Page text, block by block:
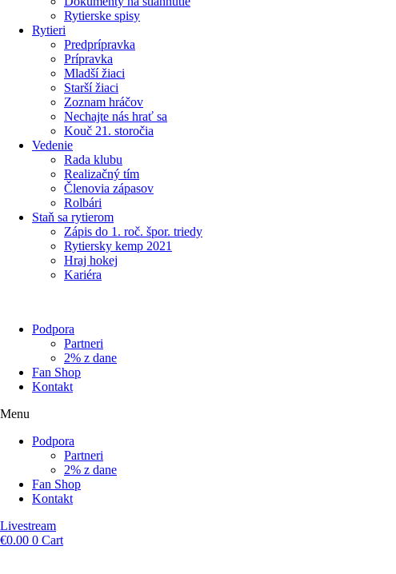
Rytierske spisy
Rytieri
Predprípravka
Prípravka
Mladší žiaci
Starší žiaci
Zoznam hráčov
Nechajte nás hrať sa
Kouč 21. storočia
Vedenie
Rada klubu
Realizačný tím
Členovia zápasov
Rolbári
Staň sa rytierom
Zápis do 1. roč. špor. triedy
Rytiersky kemp 2021
Hraj hokej
Kariéra
Podpora
Partneri
2% z dane
Fan Shop
Kontakt
Menu
Podpora
Partneri
2% z dane
Fan Shop
Kontakt
Livestream
€0.00 0 Cart